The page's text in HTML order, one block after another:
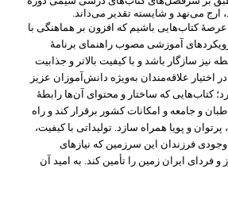
ارج مینهد و شایسته تقدیر میداند.
عرصۀ کتابهایی باشیم که افزون بر هماهنگی با
آموزشی مصوب راهنمای برنامۀ
سازگار باشد و با کیفیت بالاتر و جذابیت
اختیار علاقهمندان بهویژه دانش آموزان عزیز
کتابهایی که ساختار و محتوای آنها رابطۀ
و جامعه و امکانات کشور برقرار کند و راه
و پویا همراه سازد. تولیداتی با کیفیت،
فرزندان این سرزمین که نیازهای
فردای ایران زمین را تأمین کند. به امید آن